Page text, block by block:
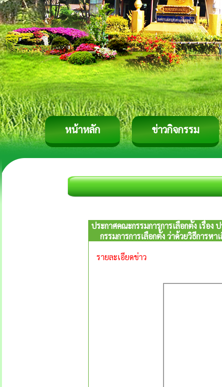
หน้าหลัก ข่าวกิจกรรม
ประกาศคณะกรรมการการเลือกตั้ง เรื่อ
กรรมการการเลือกตั้ง ว่าด้วยวิธีการ
รายละเอียดข่าว